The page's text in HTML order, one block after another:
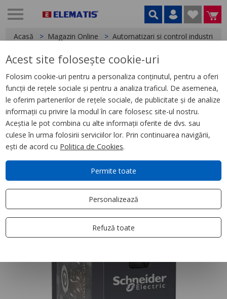
Acasă Magazin Online Automatizari si control industrial
< Relee
Releu Ambrosabil de Interfata,
Zelio Rxg, 2 C/O Standard, 24 V
Ca, 5 A, cu Led
Acest site folosește cookie-uri
Folosim cookie-uri pentru a personaliza conținutul, pentru a oferi
funcții de rețele sociale și pentru a analiza traficul. De asemenea,
le oferim partenerilor de rețele sociale, de publicitate și de analize
informații cu privire la modul în care folosesc site-ul nostru.
Aceștia le pot combina cu alte informații oferite de dvs. sau
culese în urma folosirii serviciilor lor. Prin continuarea navigării,
ești de acord cu Politica de Cookies.
Permite toate
Personalizează
Refuză toate